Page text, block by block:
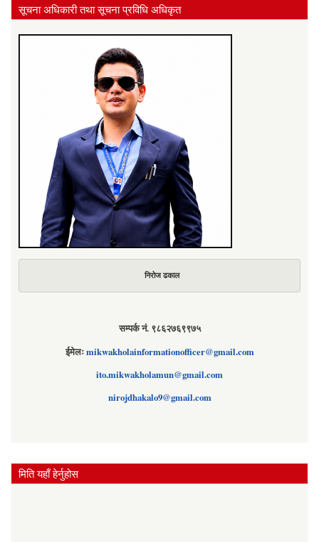
सूचना अधिकारी तथा सूचना प्रविधि अधिकृत
निरोज ढकाल
सम्पर्क नं. ९८६२७६९९७५
ईमेलःmikwakholainformationofficer@gmail.com
ito.mikwakholamun@gmail.com
nirojdhakalo9@gmail.com
मिति यहाँ हेर्नुहोस